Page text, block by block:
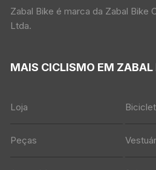
Zabal Bike é marca da Zabal Bike
Ltda.
MAIS CICLISMO EM ZABAL
Loja
Peças